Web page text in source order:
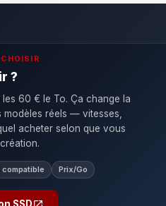
?
60 € le To. Ça change la
modèles réels — vitesses,
acheter selon que vous
compatible Prix/Go